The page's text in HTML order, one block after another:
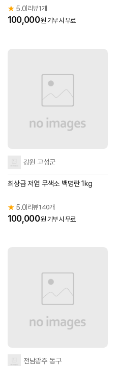
★ 5.0 리뷰 1개
100,000원 기부 시 무료
강원 고성군
최상급 저염 무색소 백명란 1kg
★ 5.0 리뷰 140개
100,000원 기부 시 무료
전남광주 동구